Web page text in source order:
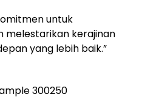
untuk
melestarikan kerajinan
yang lebih baik.”